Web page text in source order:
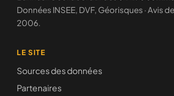
Données INSEE, DVF, Géorisques · Avis
2006.
LE SITE
Sources des données
Partenaires